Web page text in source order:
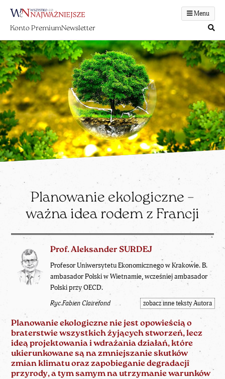
Menu
Konto PremiumNewsletter
Planowanie ekologiczne –
ważna idea rodem z Francji
Prof. Aleksander SURDEJ
Profesor Uniwersytetu Ekonomicznego w Krakowie. B.
ambasador Polski w Wietnamie, wcześniej ambasador
Polski przy OECD.
Ryc.Fabien Clairefond zobacz inne teksty Autora
Planowanie ekologiczne nie jest opowieścią o
braterstwie wszystkich żyjących stworzeń, lecz
ideą projektowania i wdrażania działań, które
ukierunkowane są na zmniejszanie skutków
zmian klimatu oraz zapobieganie degradacji
przyrody, a tym samym na utrzymanie warunków